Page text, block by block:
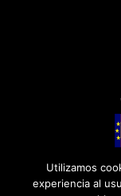
Utilizamos
experiencia al